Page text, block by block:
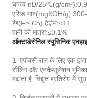
घनत्व nD/25℃(g/
एसिड मान(mgKOH/
रंग(Fe-Co) हेज़ेन:≤11
पानी की मात्रा:≤0.1%
ऑक्टाडेसेनिल स्यूसिनिक
1. एपॉक्सी राल के लिए एक
सीलिंग और एनकैप्सुलेशन भूमिका
बढ़ाता है, विद्युत प्रतिरोध में